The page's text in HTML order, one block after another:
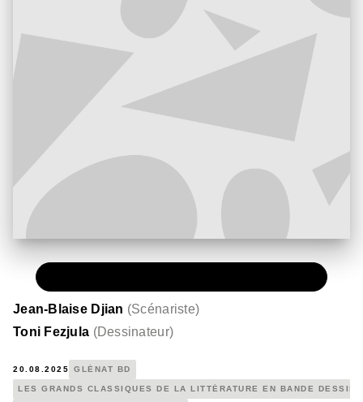
Jean-Blaise Djian (Scénariste)
Toni Fezjula (Dessinateur)
20.08.2025 GLÉNAT BD
LES GRANDS CLASSIQUES DE LA LITTÉRATURE EN BANDE